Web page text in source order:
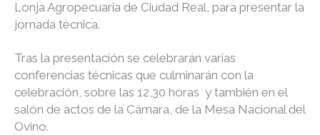
Lonja Agropecuaria de Ciudad Real, para presentar la
jornada técnica.
Tras la presentación se celebrarán varias
conferencias técnicas que culminarán con la
celebración, sobre las 12,30 horas y también en el
salón de actos de la Cámara, de la Mesa Nacional del
Ovino.